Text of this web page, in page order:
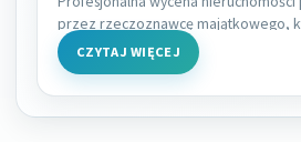
przez rzeczoznawcę majątkowego,
CZYTAJ WIĘCEJ